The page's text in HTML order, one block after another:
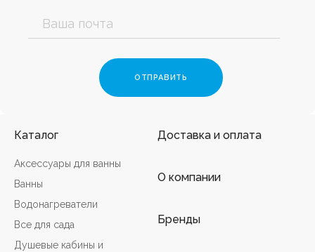
Каталог
Аксессуары для ванны
Ванны
Водонагреватели
Все для сада
Душевые кабины и
Доставка и оплата
О компании
Бренды